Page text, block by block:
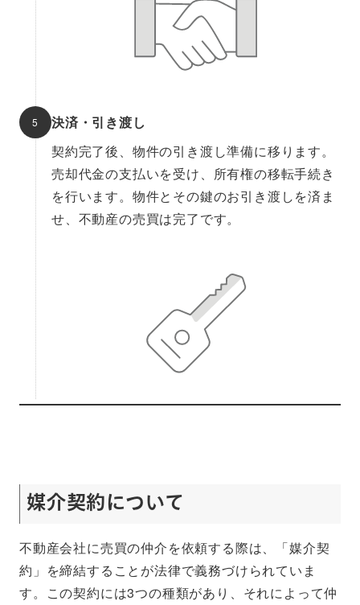
決済・引き渡し
契約完了後、物件の引き渡し準備に移ります。
売却代金の支払いを受け、所有権の移転手続き
を行います。物件とその鍵のお引き渡しを済ま
せ、不動産の売買は完了です。
媒介契約について
不動産会社に売買の仲介を依頼する際は、「媒介契
約」を締結することが法律で義務づけられていま
す。この契約には3つの種類があり、それによって仲